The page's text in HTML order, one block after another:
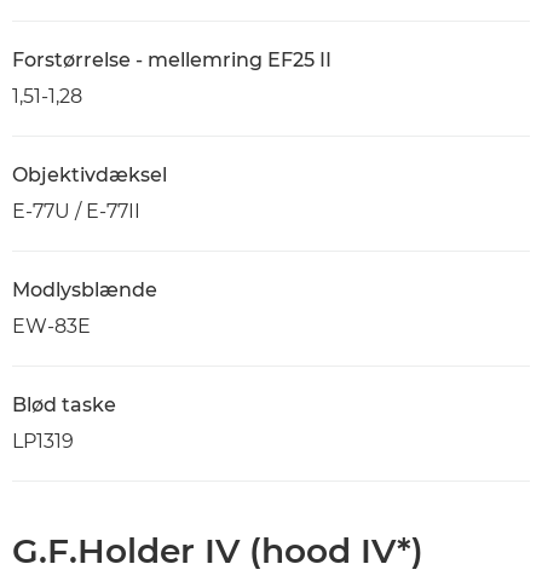
Forstørrelse - mellemring EF25 II
1,51-1,28
Objektivdæksel
E-77U / E-77II
Modlysblænde
EW-83E
Blød taske
LP1319
G.F.Holder IV (hood IV*)